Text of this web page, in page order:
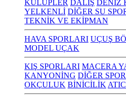
KULÜPLER DALIŞ DENİZ
YELKENLİ DİĞER SU
TEKNİK VE EKİPMAN
HAVA SPORLARI UÇUŞ
MODEL UÇAK
KIŞ SPORLARI MACERA
KANYONİNG DİĞER
OKÇULUK BİNİCİLİK